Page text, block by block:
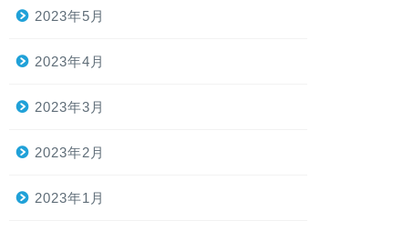
2023年5月
2023年4月
2023年3月
2023年2月
2023年1月